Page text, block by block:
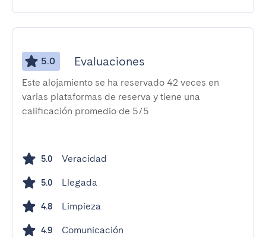
5.0 Evaluaciones
Este alojamiento se ha reservado 42 veces en
varias plataformas de reserva y tiene una
calificación promedio de 5/5
5.0 Veracidad
5.0 Llegada
4.8 Limpieza
4.9 Comunicación